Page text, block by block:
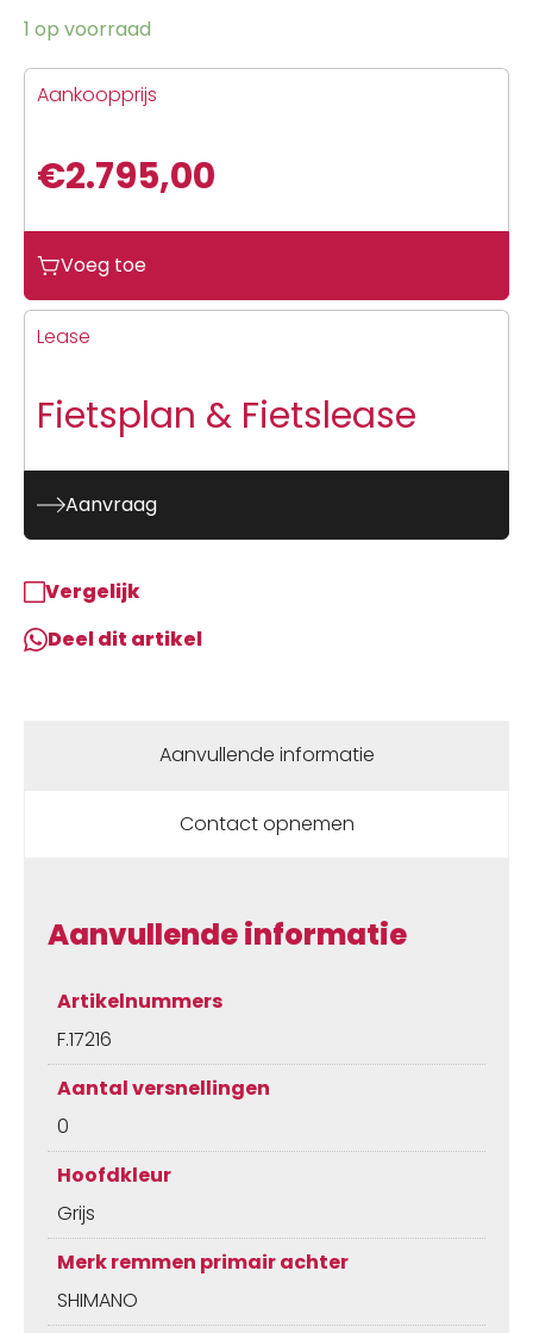
1 op voorraad
Aankoopprijs
€2.795,00
Voeg toe
Lease
Fietsplan & Fietslease
Aanvraag
Vergelijk
Deel dit artikel
Aanvullende informatie
Contact opnemen
Aanvullende informatie
Artikelnummers
F.17216
Aantal versnellingen
0
Hoofdkleur
Grijs
Merk remmen primair achter
SHIMANO